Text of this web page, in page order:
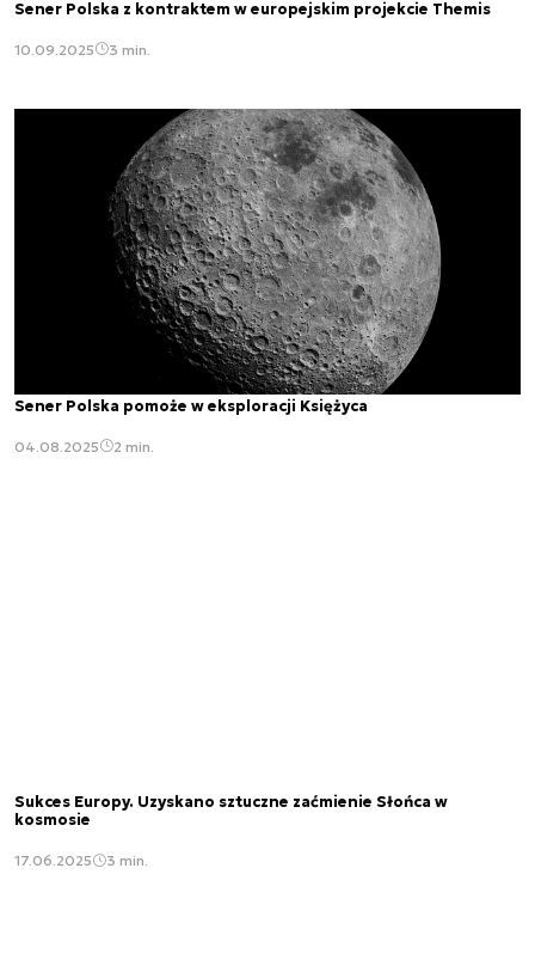
Sener Polska z kontraktem w europejskim projekcie Themis
10.09.2025 3 min.
Sener Polska pomoże w eksploracji Księżyca
04.08.2025 2 min.
Sukces Europy. Uzyskano sztuczne zaćmienie Słońca w
kosmosie
17.06.2025 3 min.